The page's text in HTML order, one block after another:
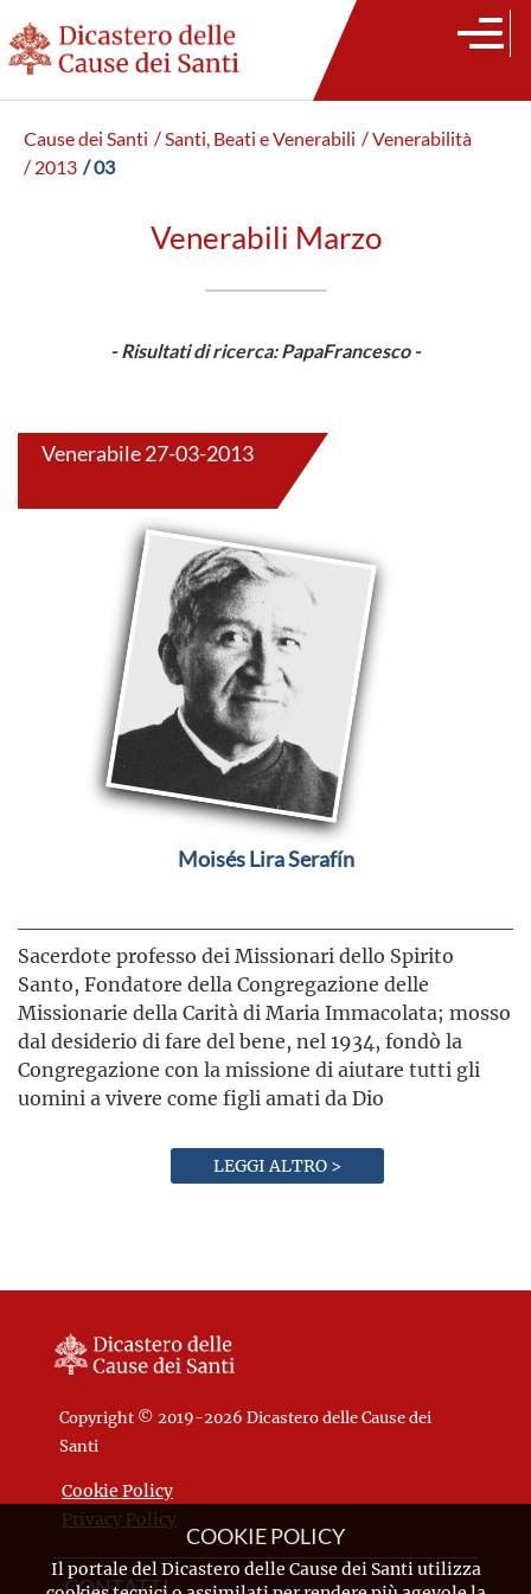
Cause dei Santi / Santi, Beati e Venerabili / Venerabilità
/ 2013 / 03
Venerabili Marzo
- Risultati di ricerca: PapaFrancesco -
Venerabile 27-03-2013
Moisés Lira Serafín
Sacerdote professo dei Missionari dello Spirito
Santo, Fondatore della Congregazione delle
Missionarie della Carità di Maria Immacolata; mosso
dal desiderio di fare del bene, nel 1934, fondò la
Congregazione con la missione di aiutare tutti gli
uomini a vivere come figli amati da Dio
LEGGI ALTRO >
Copyright © 2019-2026 Dicastero delle Cause dei
Santi
Cookie Policy
Privacy Policy
CONTATTI
COOKIE POLICY
Il portale del Dicastero delle Cause dei Santi utilizza